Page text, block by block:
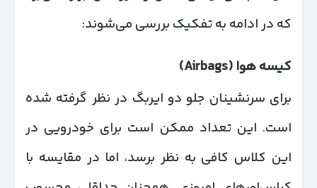
که در ادامه به تفکیک بررسی می‌شوند:
کیسه هوا (Airbags)
برای سرنشینان جلو دو ایربگ در نظر گرفته شده
است. این تعداد ممکن است برای خودرویی در
این کلاس کافی به نظر برسد، اما در مقایسه با